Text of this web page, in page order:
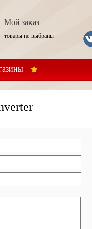
Мой заказ
товары не выбраны